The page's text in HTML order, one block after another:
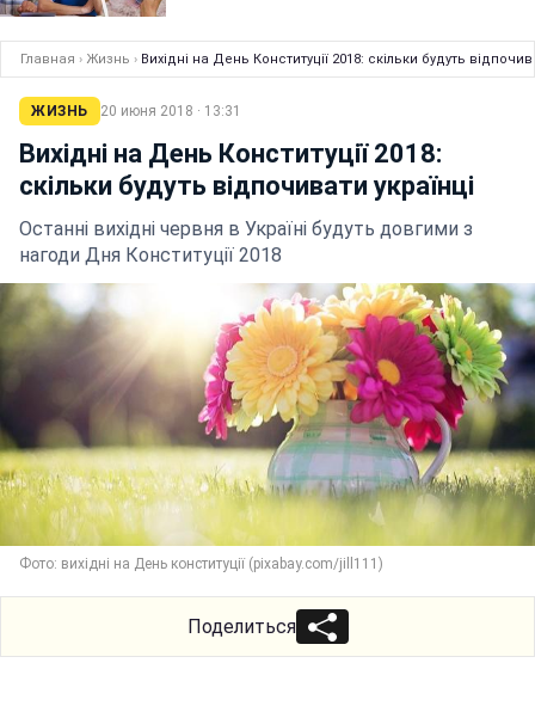
Главная › Жизнь › Вихідні на День Конституції 2018: скільки будуть
ЖИЗНЬ 20 июня 2018 · 13:31
Вихідні на День Конституції 2018:
скільки будуть відпочивати українці
Останні вихідні червня в Україні будуть довгими з
нагоди Дня Конституції 2018
Фото: вихідні на День конституції (pixabay.com/jill111)
Поделиться